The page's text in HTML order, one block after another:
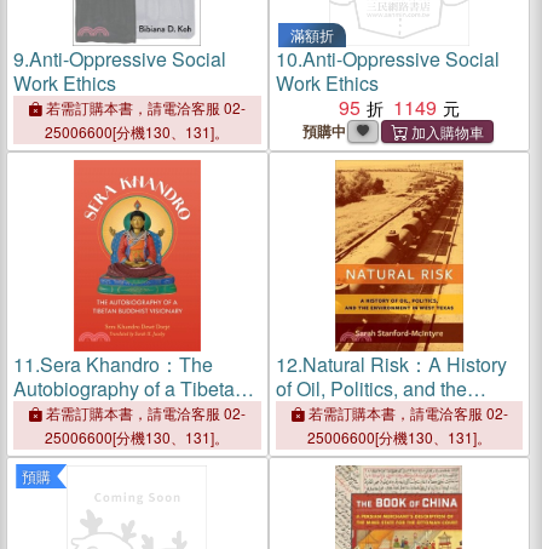
9.Anti-Oppressive Social
Work Ethics
若需訂購本書，請電洽客服 02-
25006600[分機130、131]。
滿額折
10.Anti-Oppressive Social
Work Ethics
95
1149
預購中
11.Sera Khandro：The
Autobiography of a Tibetan
Buddhist Visionary
若需訂購本書，請電洽客服 02-
25006600[分機130、131]。
12.Natural Risk：A History
of Oil, Politics, and the
Environment in West Texas
若需訂購本書，請電洽客服 02-
25006600[分機130、131]。
預購